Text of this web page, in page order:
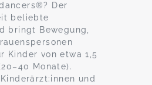
Der
beliebte
bringt Bewegung,
Kinder von etwa 1,5
Monate).
und